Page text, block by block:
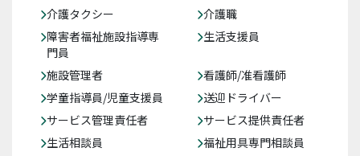
介護タクシー
介護職
障害者福祉施設指導専
門員
生活支援員
施設管理者
看護師/准看護師
学童指導員/児童支援員
送迎ドライバー
サービス管理責任者
サービス提供責任者
生活相談員
福祉用具専門相談員